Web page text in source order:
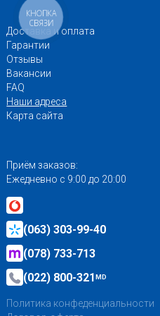
Доставка и оплата
Гарантии
Отзывы
Вакансии
FAQ
Наши адреса
Карта сайта
Приём заказов:
Ежедневно с 9:00 до 20:00
(063) 303-99-40
(078) 733-713
(022) 800-321MD
Политика конфеденциальности
КНОПКА
СВЯЗИ